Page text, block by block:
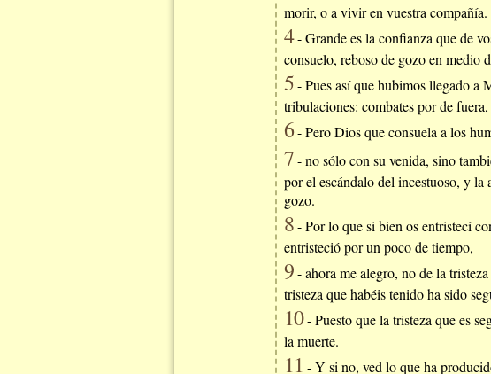
morir, o a vivir en vuestra compañía.
4- Grande es la confianza que de
consuelo, reboso de gozo en medio
5- Pues así que hubimos llegado a
tribulaciones: combates por de
6- Pero Dios que consuela a los
7- no sólo con su venida, sino
por el escándalo del incestuoso, y la
gozo.
8- Por lo que si bien os entristecí
entristeció por un poco de tiempo,
9- ahora me alegro, no de la
tristeza que habéis tenido ha sido
10- Puesto que la tristeza que es
la muerte.
11 - Y si no, ved lo que ha